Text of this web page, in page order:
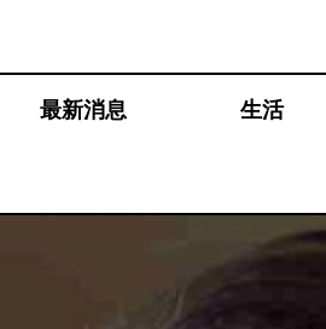
最新消息 生活